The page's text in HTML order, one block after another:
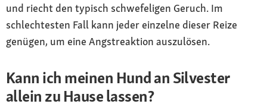
und riecht den typisch schwefeligen Geruch. Im
schlechtesten Fall kann jeder einzelne dieser Reize
genügen, um eine Angstreaktion auszulösen.
Kann ich meinen Hund an Silvester
allein zu Hause lassen?